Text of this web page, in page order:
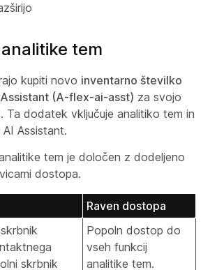
tem
kupiti novo inventarno številko
(A-flex-ai-asst) za svojo
Ta dodatek vključuje analitiko tem in
Assistant.
tem je določen z dodeljeno
dostopa.
Raven dostopa
skrbnik
Popoln dostop do
vseh funkcij
analitike tem.